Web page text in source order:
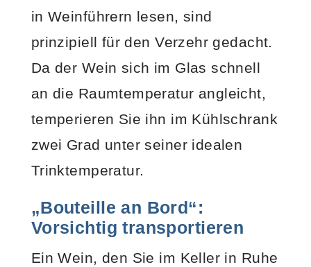
in Weinführern lesen, sind
prinzipiell für den Verzehr gedacht.
Da der Wein sich im Glas schnell
an die Raumtemperatur angleicht,
temperieren Sie ihn im Kühlschrank
zwei Grad unter seiner idealen
Trinktemperatur.
„Bouteille an Bord“:
Vorsichtig transportieren
Ein Wein, den Sie im Keller in Ruhe